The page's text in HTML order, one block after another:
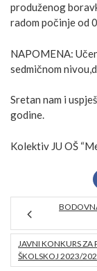
produženog
radom počinje od
NAPOMENA:
sedmičnom
Sretan nam i
godine.
Kolektiv JU OŠ
JAVNI KONKURS ZA
ŠKOLSKOJ 2023/